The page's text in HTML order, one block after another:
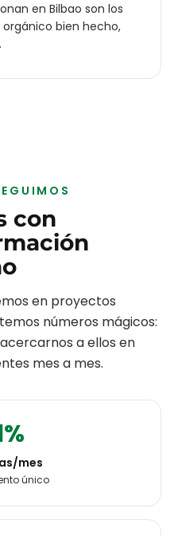
en Bilbao son los
bien hecho,
con
en proyectos
números mágicos:
a ellos en
mes a mes.
mes
único